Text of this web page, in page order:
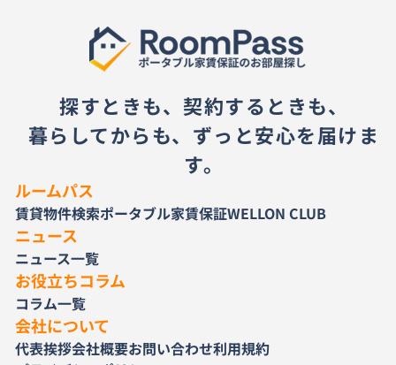
探すときも、契約するときも、
暮らしてからも、ずっと安心を届けま
す。
ルームパス
賃貸物件検索ポータブル家賃保証WELLON CLUB
ニュース
ニュース一覧
お役立ちコラム
コラム一覧
会社について
代表挨拶会社概要お問い合わせ利用規約